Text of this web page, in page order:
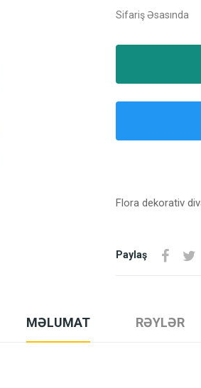
Sifariş Əsasında
Flora dekorativ
Paylaş
MƏLUMAT RƏYLƏR